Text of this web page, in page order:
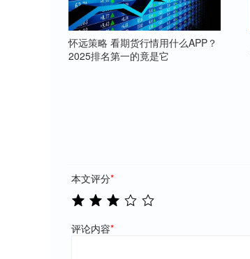
怀远策略 看期货行情用什么APP？
2025排名第一的竟是它
本文评分*
评论内容*